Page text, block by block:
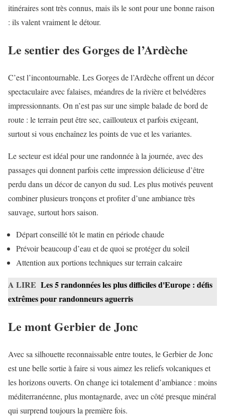
itinéraires sont très connus, mais ils le sont pour une bonne raison
: ils valent vraiment le détour.
Le sentier des Gorges de l’Ardèche
C’est l’incontournable. Les Gorges de l’Ardèche offrent un décor
spectaculaire avec falaises, méandres de la rivière et belvédères
impressionnants. On n’est pas sur une simple balade de bord de
route : le terrain peut être sec, caillouteux et parfois exigeant,
surtout si vous enchaînez les points de vue et les variantes.
Le secteur est idéal pour une randonnée à la journée, avec des
passages qui donnent parfois cette impression délicieuse d’être
perdu dans un décor de canyon du sud. Les plus motivés peuvent
combiner plusieurs tronçons et profiter d’une ambiance très
sauvage, surtout hors saison.
Départ conseillé tôt le matin en période chaude
Prévoir beaucoup d’eau et de quoi se protéger du soleil
Attention aux portions techniques sur terrain calcaire
A LIRE Les 5 randonnées les plus difficiles d'Europe : défis
extrêmes pour randonneurs aguerris
Le mont Gerbier de Jonc
Avec sa silhouette reconnaissable entre toutes, le Gerbier de Jonc
est une belle sortie à faire si vous aimez les reliefs volcaniques et
les horizons ouverts. On change ici totalement d’ambiance : moins
méditerranéenne, plus montagnarde, avec un côté presque minéral
qui surprend toujours la première fois.